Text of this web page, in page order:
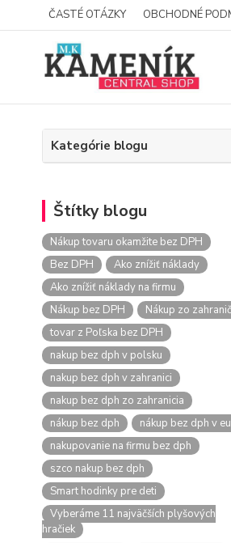
ČASTÉ OTÁZKY OBCHODNÉ
Kategórie blogu
Štítky blogu
Nákup tovaru okamžite bez DPH
Bez DPH
Ako znížiť náklady
Ako znížiť náklady na firmu
Nákup bez DPH
Nákup zo
tovar z Poľska bez DPH
nakup bez dph v polsku
nakup bez dph v zahranici
nakup bez dph zo zahranicia
nákup bez dph
nákup bez dph v eu
nakupovanie na firmu bez dph
szco nakup bez dph
Smart hodinky pre deti
Vyberáme 11 najväčších plyšových
hračiek